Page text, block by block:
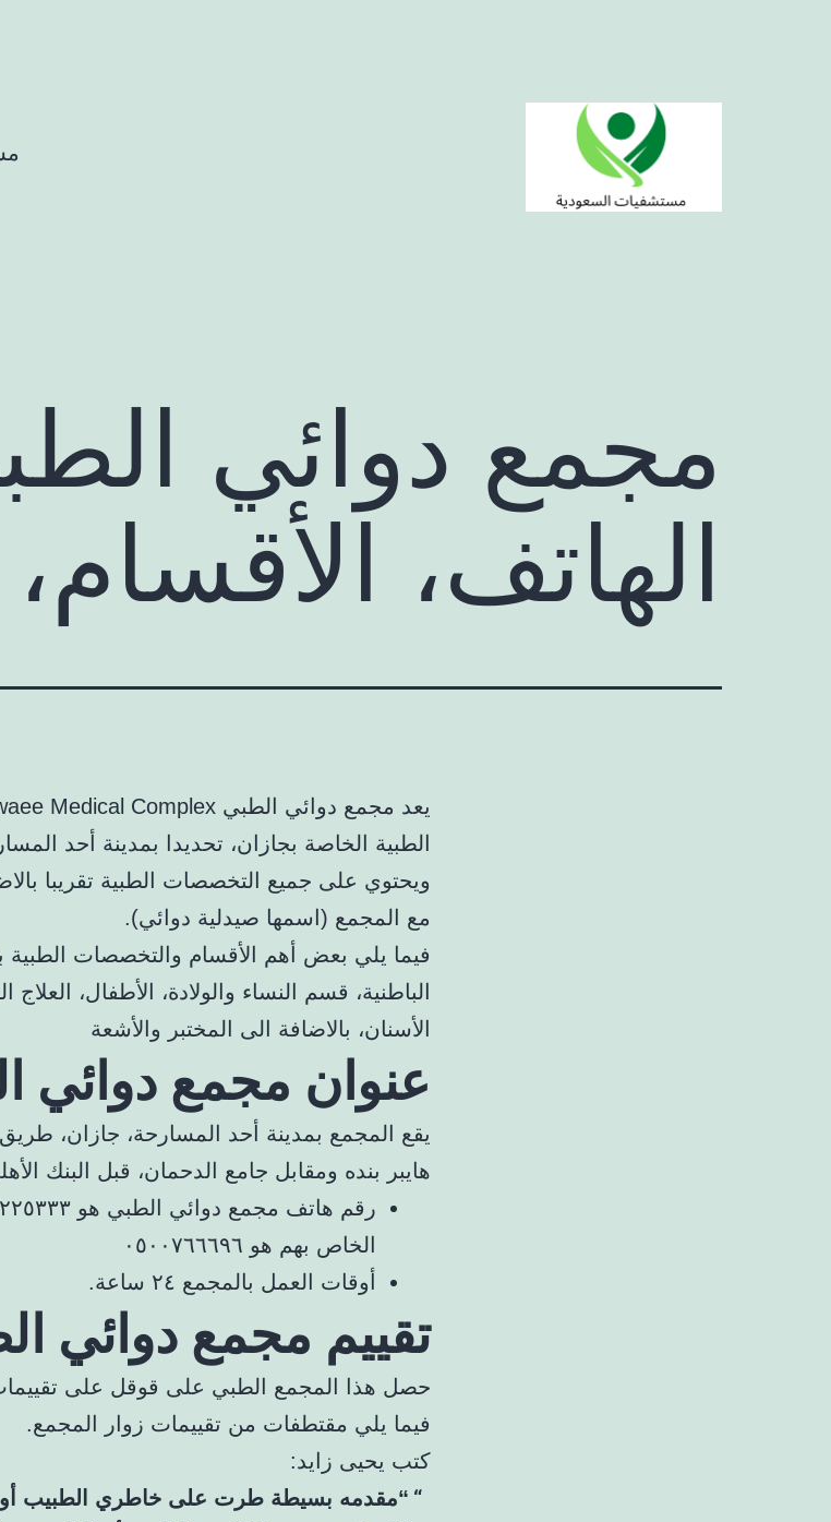
مجمع دوائي
الهاتف، الأقسام،
الطبية الخاصة بجازان، تحديدا بمدينة أحد
ويحتوي على جميع التخصصات الطبية تقريبا
مع المجمع (اسمها صيدلية دوائي).
فيما يلي بعض أهم الأقسام والتخصصات
الباطنية، قسم النساء والولادة، الأطفال، العلاج
الأسنان، بالاضافة الى المختبر والأشعة
عنوان مجمع دوائي
يقع المجمع بمدينة أحد المسارحة، جازان، طريق
هايبر بنده ومقابل جامع الدحمان، قبل البنك
الخاص بهم هو ٠٥٠٠٧٦٦٦٩٦
أوقات العمل بالمجمع ٢٤ ساعة.
تقييم مجمع دوائي
حصل هذا المجمع الطبي على قوقل على تقييمات
فيما يلي مقتطفات من تقييمات زوار المجمع.
كتب يحيى زايد:
“مقدمه بسيطة طرت على خاطري الطبيب أو